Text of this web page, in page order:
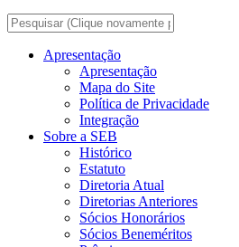
Apresentação
Apresentação
Mapa do Site
Política de Privacidade
Integração
Sobre a SEB
Histórico
Estatuto
Diretoria Atual
Diretorias Anteriores
Sócios Honorários
Sócios Beneméritos